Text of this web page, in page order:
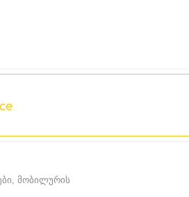
მობილურის